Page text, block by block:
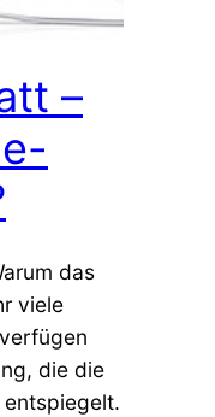
–
das
viele
die die